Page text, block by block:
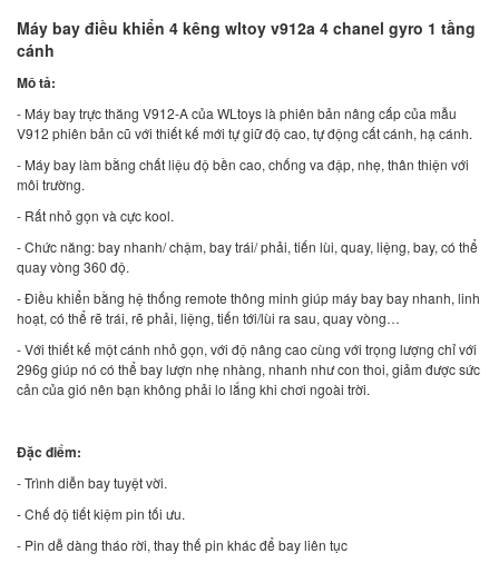
Máy bay điều khiển 4 kêng wltoy v912a 4 chanel gyro 1 tầng
cánh
Mô tả:
- Máy bay trực thăng V912-A của WLtoys là phiên bản nâng cấp của mẫu
V912 phiên bản cũ với thiết kế mới tự giữ độ cao, tự động cất cánh, hạ cánh.
- Máy bay làm bằng chất liệu độ bền cao, chống va đập, nhẹ, thân thiện với
môi trường.
- Rất nhỏ gọn và cực kool.
- Chức năng: bay nhanh/ chậm, bay trái/ phải, tiến lùi, quay, liệng, bay, có thể
quay vòng 360 độ.
- Điều khiển bằng hệ thống remote thông minh giúp máy bay bay nhanh, linh
hoạt, có thể rẽ trái, rẽ phải, liệng, tiến tới/lùi ra sau, quay vòng…
- Với thiết kế một cánh nhỏ gọn, với độ nâng cao cùng với trọng lượng chỉ với
296g giúp nó có thể bay lượn nhẹ nhàng, nhanh như con thoi, giảm được sức
cản của gió nên bạn không phải lo lắng khi chơi ngoài trời.
Đặc điểm:
- Trình diễn bay tuyệt vời.
- Chế độ tiết kiệm pin tối ưu.
- Pin dễ dàng tháo rời, thay thế pin khác để bay liên tục